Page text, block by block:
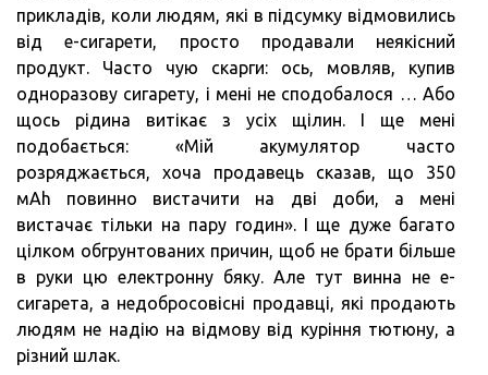
прикладів, коли людям, які в підсумку відмовились
від е-сигарети, просто продавали неякісний
продукт. Часто чую скарги: ось, мовляв, купив
одноразову сигарету, і мені не сподобалося … Або
щось рідина витікає з усіх щілин. І ще мені
подобається: «Мій акумулятор часто
розряджається, хоча продавець сказав, що 350
мАh повинно вистачити на дві доби, а мені
вистачає тільки на пару годин». І ще дуже багато
цілком обгрунтованих причин, щоб не брати більше
в руки цю електронну бяку. Але тут винна не е-
сигарета, а недобросовісні продавці, які продають
людям не надію на відмову від куріння тютюну, а
різний шлак.